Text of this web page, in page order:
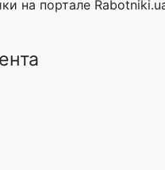
на портале